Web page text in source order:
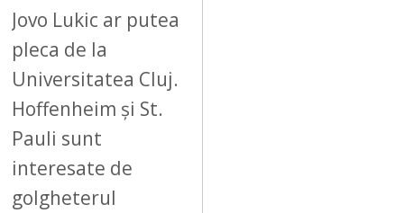
Jovo Lukic ar putea
pleca de la
Universitatea Cluj.
Hoffenheim și St.
Pauli sunt
interesate de
golgheterul